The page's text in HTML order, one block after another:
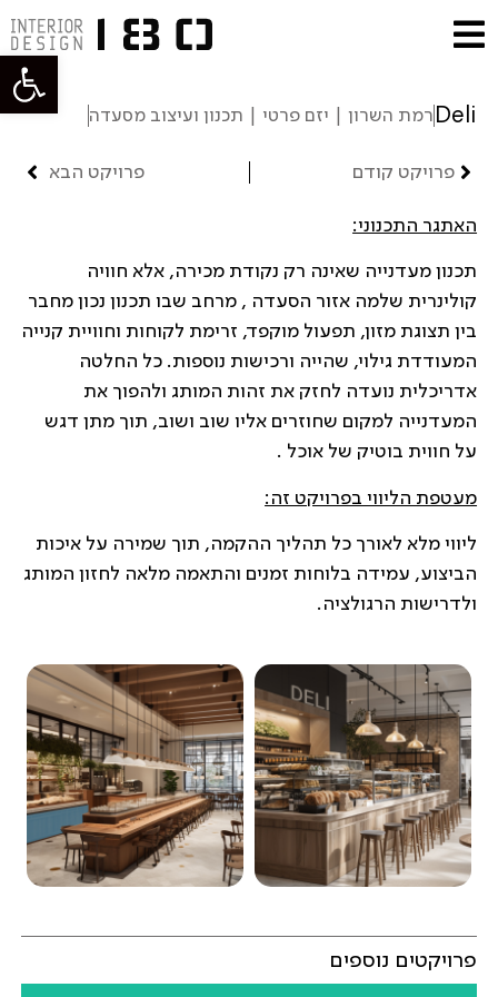
פתח
Deli רמת השרון | יזם פרטי | תכנון ועיצוב מסעדה
פרויקט קודם פרויקט הבא
האתגר התכנוני:
תכנון מעדנייה שאינה רק נקודת מכירה, אלא חוויה
קולינרית שלמה אזור הסעדה , מרחב שבו תכנון נכון מחבר
בין תצוגת מזון, תפעול מוקפד, זרימת לקוחות וחוויית קנייה
המעודדת גילוי, שהייה ורכישות נוספות. כל החלטה
אדריכלית נועדה לחזק את זהות המותג ולהפוך את
המעדנייה למקום שחוזרים אליו שוב ושוב, תוך מתן דגש
על חווית בוטיק של אוכל .
מעטפת הליווי בפרויקט זה:
ליווי מלא לאורך כל תהליך ההקמה, תוך שמירה על איכות
הביצוע, עמידה בלוחות זמנים והתאמה מלאה לחזון המותג
ולדרישות הרגולציה.
פרויקטים נוספים